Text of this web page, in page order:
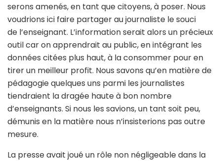
serons amenés, en tant que citoyens, à poser. Nous
voudrions ici faire partager au journaliste le souci
de l’enseignant. L’information serait alors un précieux
outil car on apprendrait au public, en intégrant les
données citées plus haut, à la consommer pour en
tirer un meilleur profit. Nous savons qu’en matière de
pédagogie quelques uns parmi les journalistes
tiendraient la dragée haute à bon nombre
d’enseignants. Si nous les savions, un tant soit peu,
démunis en la matière nous n’insisterions pas outre
mesure.
La presse avait joué un rôle non négligeable dans la